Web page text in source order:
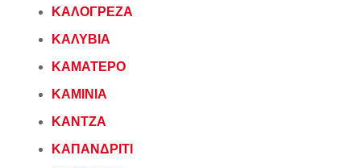
ΚΑΛΟΓΡΕΖΑ
ΚΑΛΥΒΙΑ
ΚΑΜΑΤΕΡΟ
ΚΑΜΙΝΙΑ
ΚΑΝΤΖΑ
ΚΑΠΑΝΔΡΙΤΙ